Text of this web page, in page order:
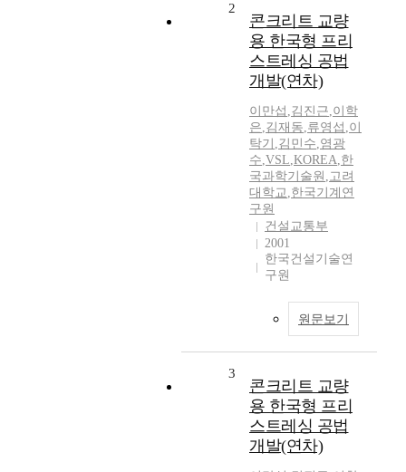
2
콘크리트 교량
용 한국형 프리
스트레싱 공법
개발(연차)
이만섭 ,김진근,이학
은,김재동,류영섭 ,이
탁기 ,김민수,염광
수,VSL,KOREA,한
국과학기술원 ,고려
대학교,한국기계연
구원
건설교통부
2001
한국건설기술연
구원
원문보기
3
콘크리트 교량
용 한국형 프리
스트레싱 공법
개발(연차)